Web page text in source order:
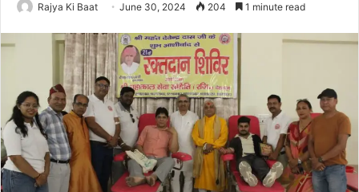
Rajya Ki Baat June 30, 2024 204 1 minute read